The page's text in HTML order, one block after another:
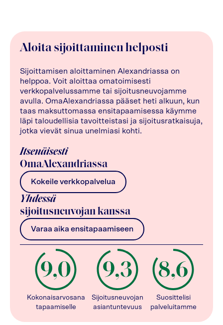
Aloita sijoittaminen helposti
Sijoittamisen aloittaminen Alexandriassa on
helppoa. Voit aloittaa omatoimisesti
verkkopalvelussamme tai sijoitusneuvojamme
avulla. OmaAlexandriassa pääset heti alkuun, kun
taas maksuttomassa ensitapaamisessa käymme
läpi taloudellisia tavoitteistasi ja sijoitusratkaisuja,
jotka vievät sinua unelmiasi kohti.
Itsenäisesti
OmaAlexandriassa
Kokeile verkkopalvelua
Yhdessä
sijoitusneuvojan kanssa
Varaa aika ensitapaamiseen
Kokonaisarvosana
tapaamiselle
Sijoitusneuvojan
asiantuntevuus
Suosittelisi
palveluitamme